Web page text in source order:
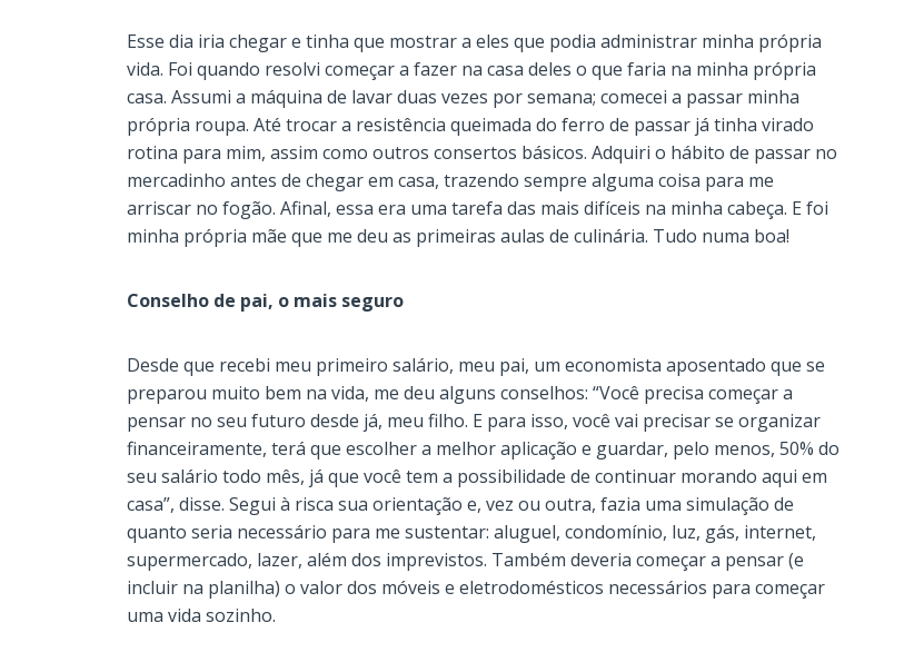
Esse dia iria chegar e tinha que mostrar a eles que podia administrar minha própria
vida. Foi quando resolvi começar a fazer na casa deles o que faria na minha própria
casa. Assumi a máquina de lavar duas vezes por semana; comecei a passar minha
própria roupa. Até trocar a resistência queimada do ferro de passar já tinha virado
rotina para mim, assim como outros consertos básicos. Adquiri o hábito de passar no
mercadinho antes de chegar em casa, trazendo sempre alguma coisa para me
arriscar no fogão. Afinal, essa era uma tarefa das mais difíceis na minha cabeça. E foi
minha própria mãe que me deu as primeiras aulas de culinária. Tudo numa boa!
Conselho de pai, o mais seguro
Desde que recebi meu primeiro salário, meu pai, um economista aposentado que se
preparou muito bem na vida, me deu alguns conselhos: “Você precisa começar a
pensar no seu futuro desde já, meu filho. E para isso, você vai precisar se organizar
financeiramente, terá que escolher a melhor aplicação e guardar, pelo menos, 50% do
seu salário todo mês, já que você tem a possibilidade de continuar morando aqui em
casa”, disse. Segui à risca sua orientação e, vez ou outra, fazia uma simulação de
quanto seria necessário para me sustentar: aluguel, condomínio, luz, gás, internet,
supermercado, lazer, além dos imprevistos. Também deveria começar a pensar (e
incluir na planilha) o valor dos móveis e eletrodomésticos necessários para começar
uma vida sozinho.